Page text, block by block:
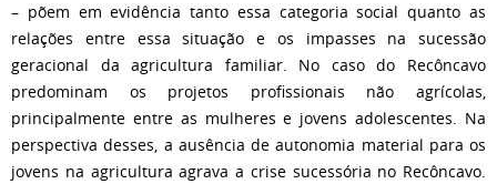
– põem em evidência tanto essa categoria social quanto as
relações entre essa situação e os impasses na sucessão
geracional da agricultura familiar. No caso do Recôncavo
predominam os projetos profissionais não agrícolas,
principalmente entre as mulheres e jovens adolescentes. Na
perspectiva desses, a ausência de autonomia material para os
jovens na agricultura agrava a crise sucessória no Recôncavo.